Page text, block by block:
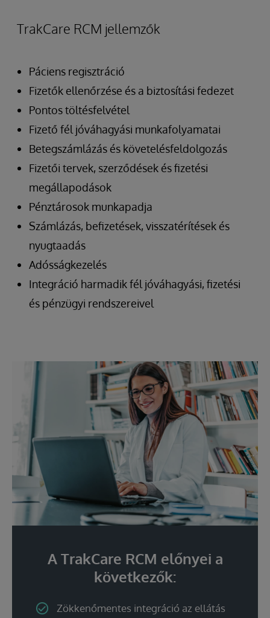
TrakCare RCM jellemzők
Páciens regisztráció
Fizetők ellenőrzése és a biztosítási fedezet
Pontos töltésfelvétel
Fizető fél jóváhagyási munkafolyamatai
Betegszámlázás és követelésfeldolgozás
Fizetői tervek, szerződések és fizetési
megállapodások
Pénztárosok munkapadja
Számlázás, befizetések, visszatérítések és
nyugtaadás
Adósságkezelés
Integráció harmadik fél jóváhagyási, fizetési
és pénzügyi rendszereivel
A TrakCare RCM előnyei a
következők:
Zökkenőmentes integráció az ellátás